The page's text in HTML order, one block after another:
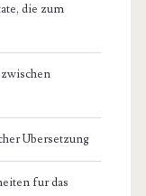
die zum
Ubersetzung
fur das